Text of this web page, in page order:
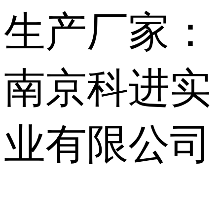
生产厂家：
南京科进实
业有限公司